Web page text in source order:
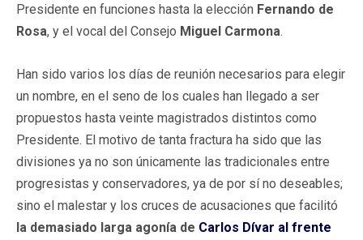
Presidente en funciones hasta la elección Fernando de
Rosa, y el vocal del Consejo Miguel Carmona.
Han sido varios los días de reunión necesarios para elegir
un nombre, en el seno de los cuales han llegado a ser
propuestos hasta veinte magistrados distintos como
Presidente. El motivo de tanta fractura ha sido que las
divisiones ya no son únicamente las tradicionales entre
progresistas y conservadores, ya de por sí no deseables;
sino el malestar y los cruces de acusaciones que facilitó
la demasiado larga agonía de Carlos Dívar al frente